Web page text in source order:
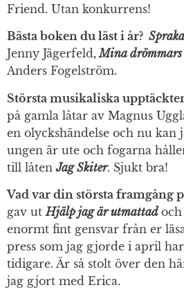
Friend. Utan konkurrens!
Bästa boken du läst i år?
Jenny Jägerfeld,Mina drömmars
Anders Fogelström.
Största musikaliska
på gamla låtar av Magnus
en olyckshändelse och nu kan
ungen är ute och fogarna
till låtenJag Skiter. Sjukt bra!
Vad var din största framgång
gav utHjälp jag är utmattad
enormt fint gensvar från er
press som jag gjorde i april
tidigare. Är så stolt över den
jag gjort med Erica.